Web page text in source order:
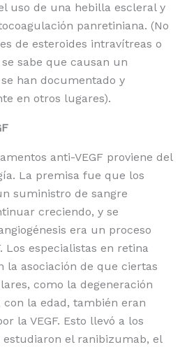
uso de una hebilla escleral y
panretiniana. (No
de esteroides intravítreas o
sabe que causan un
han documentado y
en otros lugares).
anti-VEGF proviene del
La premisa fue que los
suministro de sangre
creciendo, y se
era un proceso
Los especialistas en retina
la asociación de que ciertas
como la degeneración
la edad, también eran
la VEGF. Esto llevó a los
estudiaron el ranibizumab, el